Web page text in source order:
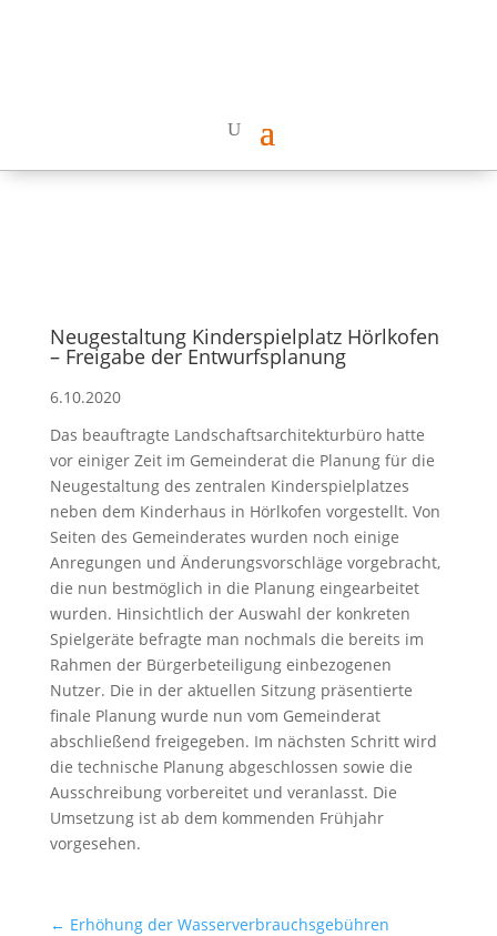
Neugestaltung Kinderspielplatz Hörlkofen
– Freigabe der Entwurfsplanung
6.10.2020
Das beauftragte Landschaftsarchitekturbüro hatte
vor einiger Zeit im Gemeinderat die Planung für die
Neugestaltung des zentralen Kinderspielplatzes
neben dem Kinderhaus in Hörlkofen vorgestellt. Von
Seiten des Gemeinderates wurden noch einige
Anregungen und Änderungsvorschläge vorgebracht,
die nun bestmöglich in die Planung eingearbeitet
wurden. Hinsichtlich der Auswahl der konkreten
Spielgeräte befragte man nochmals die bereits im
Rahmen der Bürgerbeteiligung einbezogenen
Nutzer. Die in der aktuellen Sitzung präsentierte
finale Planung wurde nun vom Gemeinderat
abschließend freigegeben. Im nächsten Schritt wird
die technische Planung abgeschlossen sowie die
Ausschreibung vorbereitet und veranlasst. Die
Umsetzung ist ab dem kommenden Frühjahr
vorgesehen.
← Erhöhung der Wasserverbrauchsgebühren